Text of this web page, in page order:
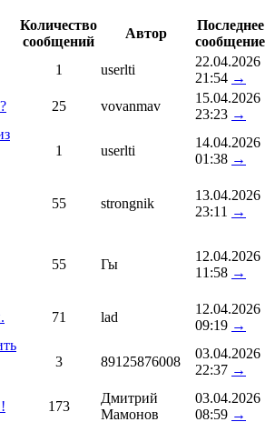
Количество
сообщений
Автор
Последнее
сообщение
1 userlti
22.04.2026
21:54 →
25 vovanmav
15.04.2026
23:23 →
1 userlti
14.04.2026
01:38 →
55 strongnik
13.04.2026
23:11 →
55 Гы
12.04.2026
11:58 →
71 lad
12.04.2026
09:19 →
3 89125876008
03.04.2026
22:37 →
173
Дмитрий
Мамонов
03.04.2026
08:59 →